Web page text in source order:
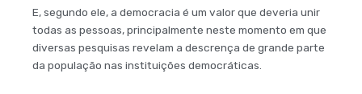
E, segundo ele, a democracia é um valor que deveria unir
todas as pessoas, principalmente neste momento em que
diversas pesquisas revelam a descrença de grande parte
da população nas instituições democráticas.